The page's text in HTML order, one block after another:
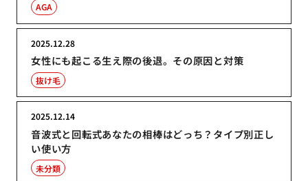
AGA
女性にも起こる生え際の後退。その原因と対策
2025.12.28
抜け毛
音波式と回転式あなたの相棒はどっち？タイプ別正し
い使い方
2025.12.14
未分類